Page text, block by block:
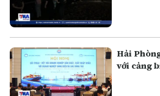
Hải
với cảng